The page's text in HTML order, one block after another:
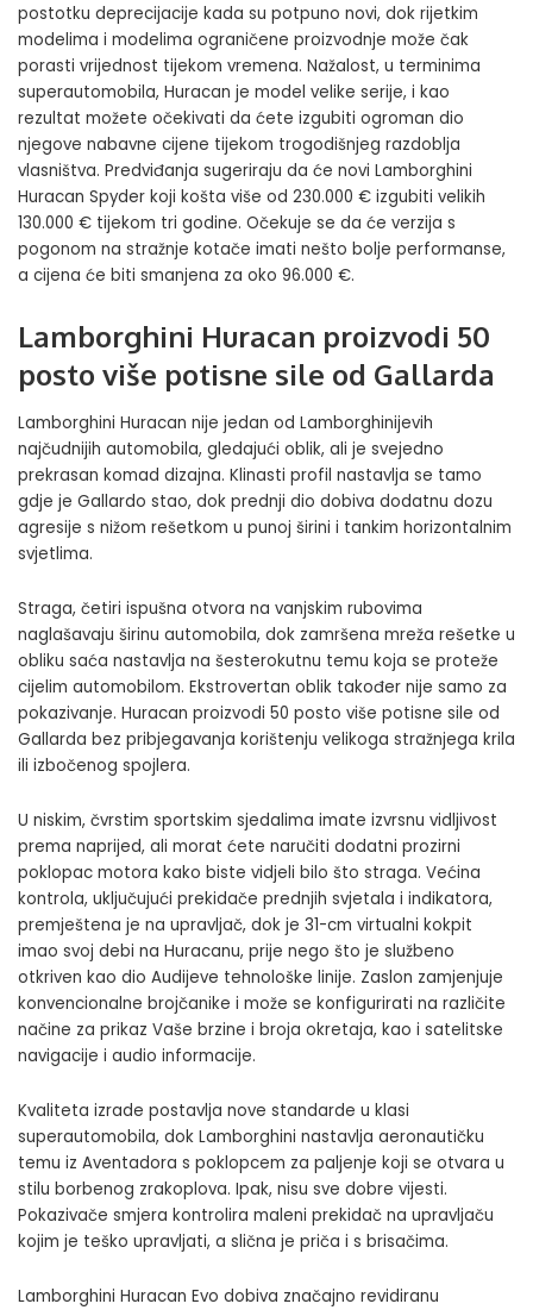
postotku deprecijacije kada su potpuno novi, dok rijetkim
modelima i modelima ograničene proizvodnje može čak
porasti vrijednost tijekom vremena. Nažalost, u terminima
superautomobila, Huracan je model velike serije, i kao
rezultat možete očekivati da ćete izgubiti ogroman dio
njegove nabavne cijene tijekom trogodišnjeg razdoblja
vlasništva. Predviđanja sugeriraju da će novi Lamborghini
Huracan Spyder koji košta više od 230.000 € izgubiti velikih
130.000 € tijekom tri godine. Očekuje se da će verzija s
pogonom na stražnje kotače imati nešto bolje performanse,
a cijena će biti smanjena za oko 96.000 €.
Lamborghini Huracan proizvodi 50
posto više potisne sile od Gallarda
Lamborghini Huracan nije jedan od Lamborghinijevih
najčudnijih automobila, gledajući oblik, ali je svejedno
prekrasan komad dizajna. Klinasti profil nastavlja se tamo
gdje je Gallardo stao, dok prednji dio dobiva dodatnu dozu
agresije s nižom rešetkom u punoj širini i tankim horizontalnim
svjetlima.
Straga, četiri ispušna otvora na vanjskim rubovima
naglašavaju širinu automobila, dok zamršena mreža rešetke u
obliku saća nastavlja na šesterokutnu temu koja se proteže
cijelim automobilom. Ekstrovertan oblik također nije samo za
pokazivanje. Huracan proizvodi 50 posto više potisne sile od
Gallarda bez pribjegavanja korištenju velikoga stražnjega krila
ili izbočenog spojlera.
U niskim, čvrstim sportskim sjedalima imate izvrsnu vidljivost
prema naprijed, ali morat ćete naručiti dodatni prozirni
poklopac motora kako biste vidjeli bilo što straga. Većina
kontrola, uključujući prekidače prednjih svjetala i indikatora,
premještena je na upravljač, dok je 31-cm virtualni kokpit
imao svoj debi na Huracanu, prije nego što je službeno
otkriven kao dio Audijeve tehnološke linije. Zaslon zamjenjuje
konvencionalne brojčanike i može se konfigurirati na različite
načine za prikaz Vaše brzine i broja okretaja, kao i satelitske
navigacije i audio informacije.
Kvaliteta izrade postavlja nove standarde u klasi
superautomobila, dok Lamborghini nastavlja aeronautičku
temu iz Aventadora s poklopcem za paljenje koji se otvara u
stilu borbenog zrakoplova. Ipak, nisu sve dobre vijesti.
Pokazivače smjera kontrolira maleni prekidač na upravljaču
kojim je teško upravljati, a slična je priča i s brisačima.
Lamborghini Huracan Evo dobiva značajno revidiranu